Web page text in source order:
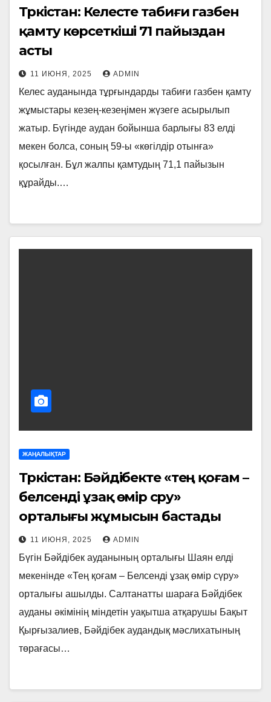
Түркістан: Келесте табиғи газбен
қамту көрсеткіші 71 пайыздан
асты
11 ИЮНЯ, 2025 ADMIN
Келес ауданында тұрғындарды табиғи газбен қамту
жұмыстары кезең-кезеңімен жүзеге асырылып
жатыр. Бүгінде аудан бойынша барлығы 83 елді
мекен болса, соның 59-ы «көгілдір отынға»
қосылған. Бұл жалпы қамтудың 71,1 пайызын
құрайды.…
ЖАҢАЛЫҚТАР
Түркістан: Бәйдібекте «тең қоғам –
белсенді ұзақ өмір сүру»
орталығы жұмысын бастады
11 ИЮНЯ, 2025 ADMIN
Бүгін Бәйдібек ауданының орталығы Шаян елді
мекенінде «Тең қоғам – Белсенді ұзақ өмір сүру»
орталығы ашылды. Салтанатты шараға Бәйдібек
ауданы әкімінің міндетін уақытша атқарушы Бақыт
Қырғызалиев, Бәйдібек аудандық мәслихатының
төрағасы…